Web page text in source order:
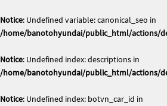
Notice: Undefined variable: canonical_seo in
/home/banotohyundai/public_html/actions/
Notice: Undefined index: descriptions in
/home/banotohyundai/public_html/actions/
Notice: Undefined index: botvn_car_id in